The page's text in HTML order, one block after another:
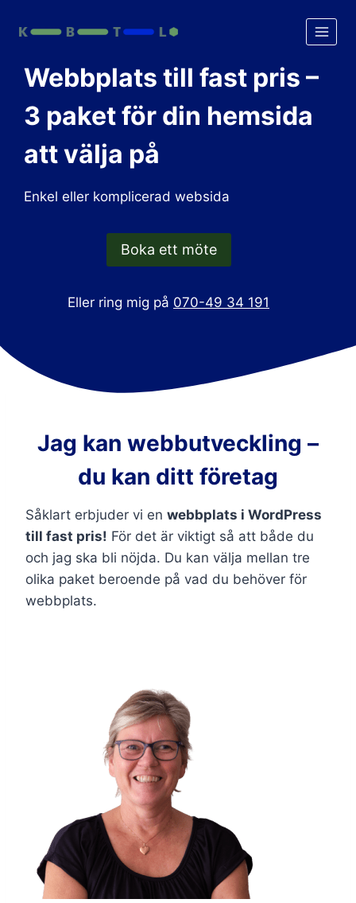
Webbplats till fast pris –
3 paket för din hemsida
att välja på
Enkel eller komplicerad websida
Boka ett möte
Eller ring mig på 070-49 34 191
Jag kan webbutveckling –
du kan ditt företag
Såklart erbjuder vi en webbplats i WordPress
till fast pris! För det är viktigt så att både du
och jag ska bli nöjda. Du kan välja mellan tre
olika paket beroende på vad du behöver för
webbplats.